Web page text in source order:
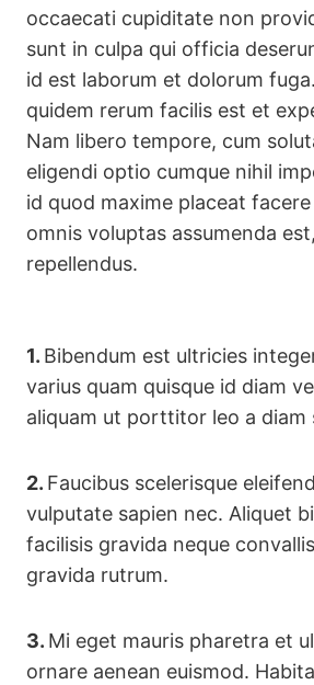
occaecati cupiditate non
sunt in culpa qui officia
id est laborum et dolorum
quidem rerum facilis est et
Nam libero tempore, cum
eligendi optio cumque nihil
id quod maxime placeat
omnis voluptas assumenda
repellendus.
1. Bibendum est ultricies
varius quam quisque id diam
aliquam ut porttitor leo a diam
2. Faucibus scelerisque
vulputate sapien nec. Aliquet
facilisis gravida neque
gravida rutrum.
3. Mi eget mauris pharetra et
ornare aenean euismod.